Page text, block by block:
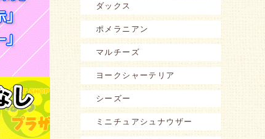
ダックス
ポメラニアン
マルチーズ
ヨークシャーテリア
シーズー
ミニチュアシュナウザー